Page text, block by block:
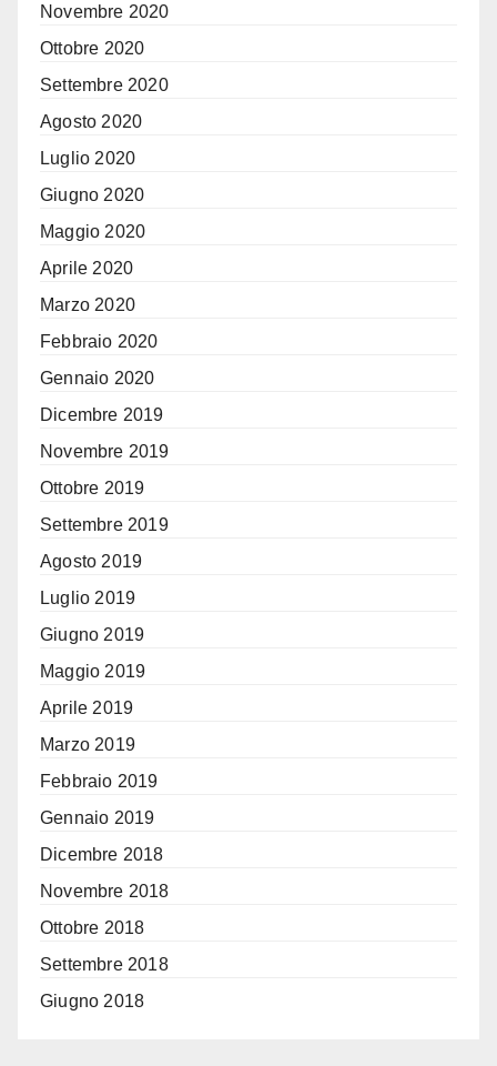
Novembre 2020
Ottobre 2020
Settembre 2020
Agosto 2020
Luglio 2020
Giugno 2020
Maggio 2020
Aprile 2020
Marzo 2020
Febbraio 2020
Gennaio 2020
Dicembre 2019
Novembre 2019
Ottobre 2019
Settembre 2019
Agosto 2019
Luglio 2019
Giugno 2019
Maggio 2019
Aprile 2019
Marzo 2019
Febbraio 2019
Gennaio 2019
Dicembre 2018
Novembre 2018
Ottobre 2018
Settembre 2018
Giugno 2018